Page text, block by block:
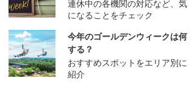
連休中の各機関の対応など、気
になることをチェック
今年のゴールデンウィークは何
する？
おすすめスポットをエリア別に
紹介